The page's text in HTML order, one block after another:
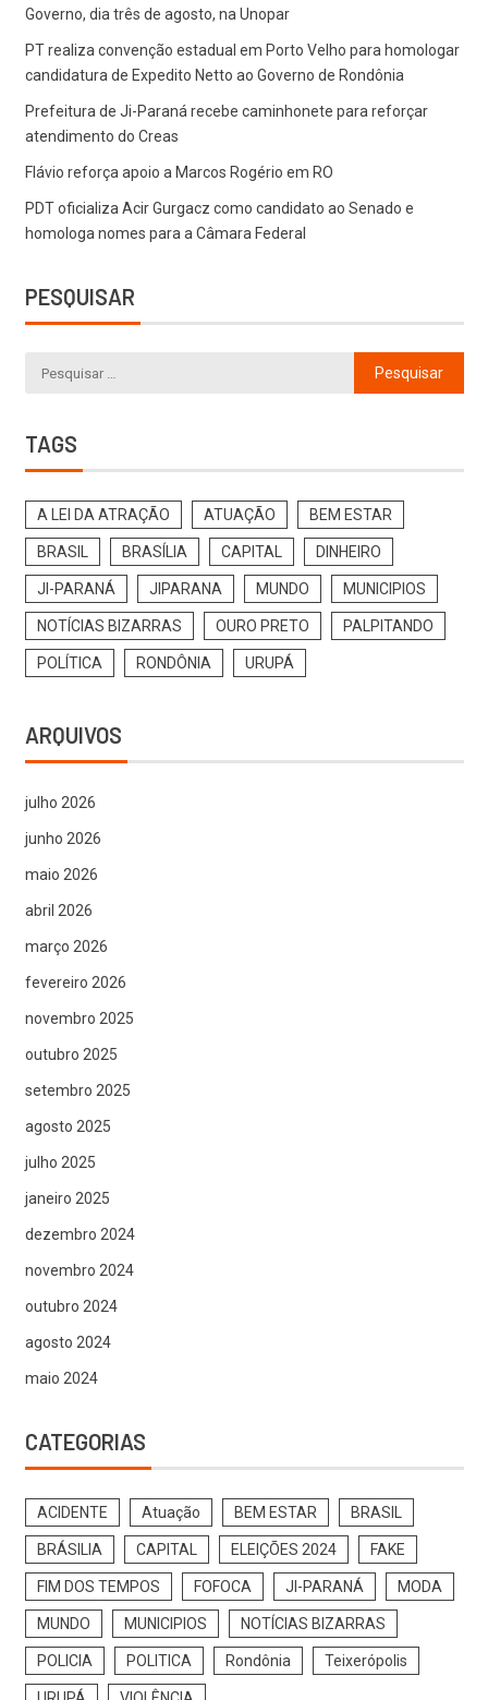
Governo, dia três de agosto, na Unopar
PT realiza convenção estadual em Porto Velho para homologar
candidatura de Expedito Netto ao Governo de Rondônia
Prefeitura de Ji-Paraná recebe caminhonete para reforçar
atendimento do Creas
Flávio reforça apoio a Marcos Rogério em RO
PDT oficializa Acir Gurgacz como candidato ao Senado e
homologa nomes para a Câmara Federal
PESQUISAR
TAGS
A LEI DA ATRAÇÃO ATUAÇÃO BEM ESTAR
BRASIL BRASÍLIA CAPITAL DINHEIRO
JI-PARANÁ JIPARANA MUNDO MUNICIPIOS
NOTÍCIAS BIZARRAS OURO PRETO PALPITANDO
POLÍTICA RONDÔNIA URUPÁ
ARQUIVOS
julho 2026
junho 2026
maio 2026
abril 2026
março 2026
fevereiro 2026
novembro 2025
outubro 2025
setembro 2025
agosto 2025
julho 2025
janeiro 2025
dezembro 2024
novembro 2024
outubro 2024
agosto 2024
maio 2024
CATEGORIAS
ACIDENTE Atuação BEM ESTAR BRASIL
BRÁSILIA CAPITAL ELEIÇÕES 2024 FAKE
FIM DOS TEMPOS FOFOCA JI-PARANÁ MODA
MUNDO MUNICIPIOS NOTÍCIAS BIZARRAS
POLICIA POLITICA Rondônia Teixerópolis